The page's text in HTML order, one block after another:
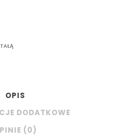
OPIS
DODATKOWE
(0)